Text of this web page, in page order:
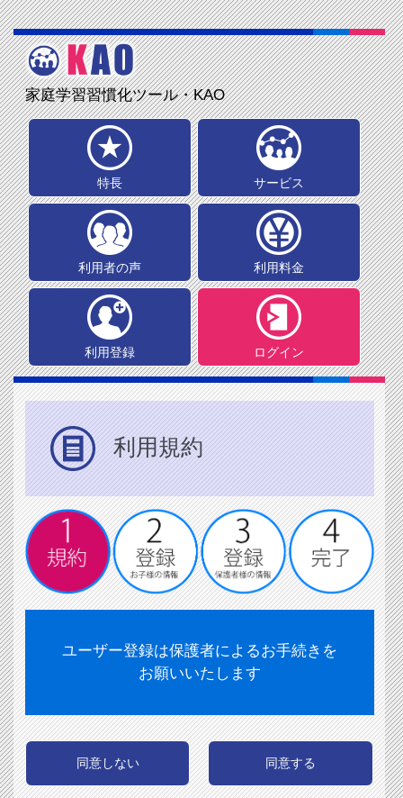
家庭学習習慣化ツール・KAO
特長 サービス
利用者の声 利用料金
利用登録 ログイン
利用規約
ユーザー登録は保護者によるお手続きを
お願いいたします
同意しない 同意する